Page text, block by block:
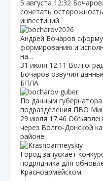
5 августа 12:32
сочетать
инвестиций
Андрей Бочаров
формированию и
на…
31 июля 12:11
Бочаров озвучил
БПЛА
По данным
подразделения ПВО
29 июля 17:46
через Волго‑Донской
районе
Город запускает
подрядчика для
Красноармейском…